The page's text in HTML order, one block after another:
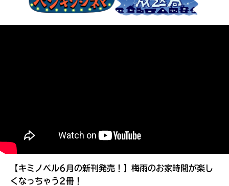
【キミノベル6月の新刊発売！】梅雨のお家時間が楽し
くなっちゃう2冊！
る